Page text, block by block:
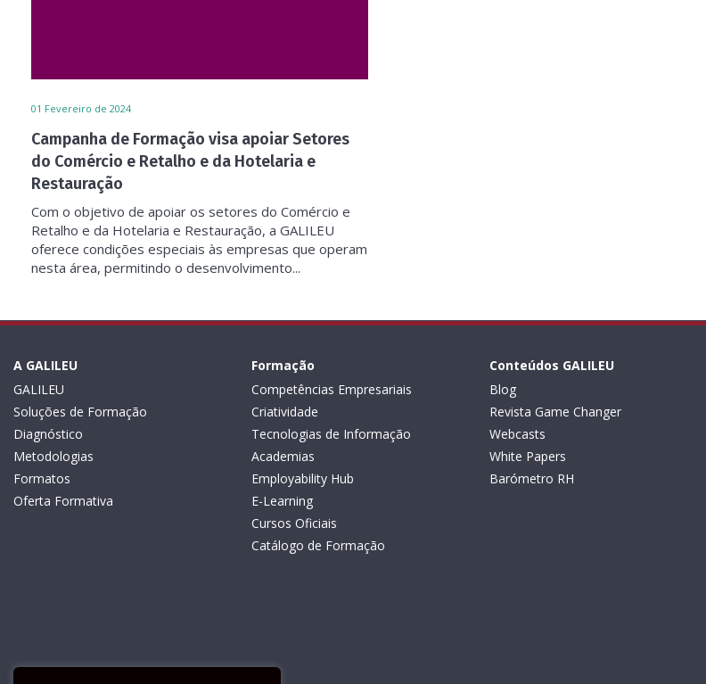
01 Fevereiro de 2024
Campanha de Formação visa apoiar Setores
do Comércio e Retalho e da Hotelaria e
Restauração
Com o objetivo de apoiar os setores do Comércio e
Retalho e da Hotelaria e Restauração, a GALILEU
oferece condições especiais às empresas que operam
nesta área, permitindo o desenvolvimento...
A GALILEU
GALILEU
Soluções de Formação
Diagnóstico
Metodologias
Formatos
Oferta Formativa
Formação
Competências Empresariais
Criatividade
Tecnologias de Informação
Academias
Employability Hub
E-Learning
Cursos Oficiais
Catálogo de Formação
Conteúdos GALILEU
Blog
Revista Game Changer
Webcasts
White Papers
Barómetro RH